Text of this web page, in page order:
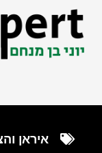
איראן